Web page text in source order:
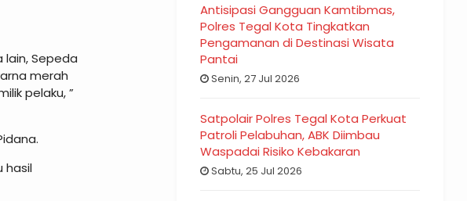
lain, Sepeda
merah
pelaku, ”
hasil
Antisipasi Gangguan Kamtibmas,
Polres Tegal Kota Tingkatkan
Pengamanan di Destinasi Wisata
Pantai
Senin, 27 Jul 2026
Satpolair Polres Tegal Kota Perkuat
Patroli Pelabuhan, ABK Diimbau
Waspadai Risiko Kebakaran
Sabtu, 25 Jul 2026